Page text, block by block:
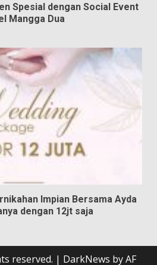
Spesial dengan Social Event
Mangga Dua
Impian Bersama Ayda
dengan 12jt saja
reserved. | DarkNews by AF